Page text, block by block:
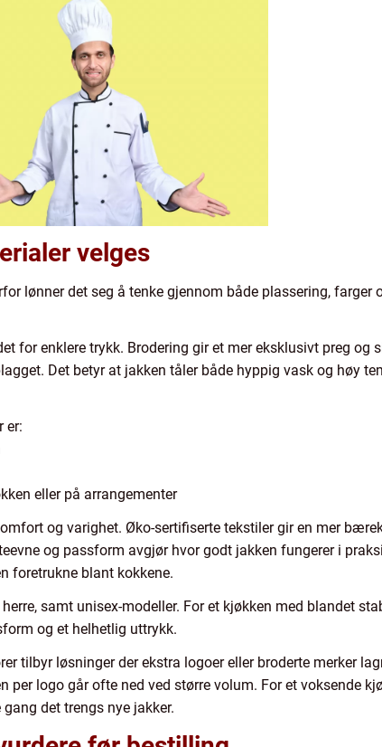
velges
lønner det seg å tenke gjennom både plassering, farger
for enklere trykk. Brodering gir et mer eksklusivt preg og
Det betyr at jakken tåler både hyppig vask og høy
er:
eller på arrangementer
og varighet. Øko-sertifiserte tekstiler gir en mer
og passform avgjør hvor godt jakken fungerer i
foretrukne blant kokkene.
samt unisex-modeller. For et kjøkken med blandet
og et helhetlig uttrykk.
tilbyr løsninger der ekstra logoer eller broderte merker
per logo går ofte ned ved større volum. For et voksende
det trengs nye jakker.